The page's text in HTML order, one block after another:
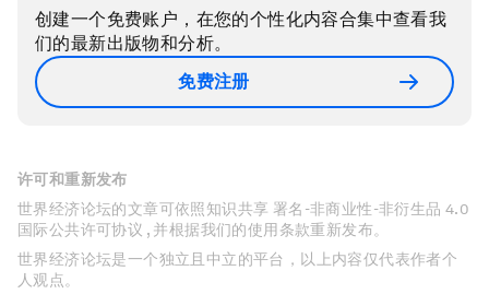
创建一个免费账户，在您的个性化内容合集中查看我
们的最新出版物和分析。
免费注册
许可和重新发布
世界经济论坛的文章可依照知识共享 署名-非商业性-非衍生品 4.0
国际公共许可协议 , 并根据我们的使用条款重新发布。
世界经济论坛是一个独立且中立的平台，以上内容仅代表作者个
人观点。